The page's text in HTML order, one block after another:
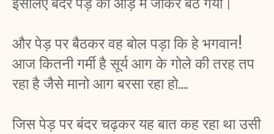
और पेड़ पर बैठकर वह बोल पड़ा कि हे भगवान!
आज कितनी गर्मी है सूर्य आग के गोले की तरह तप
रहा है जैसे मानो आग बरसा रहा हो....
जिस पेड़ पर बंदर चढ़कर यह बात कह रहा था उसी